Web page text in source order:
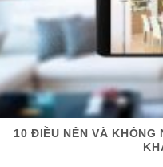
10 ĐIỀU NÊN VÀ KHÔNG